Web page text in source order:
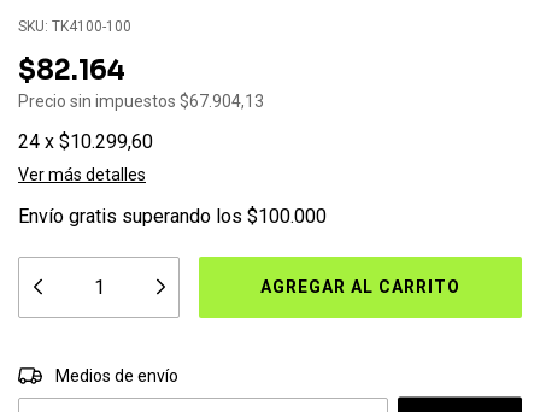
SKU: TK4100-100
$82.164
Precio sin impuestos $67.904,13
24 x $10.299,60
Ver más detalles
Envío gratis superando los $100.000
Entregas para el CP:
Medios de envío